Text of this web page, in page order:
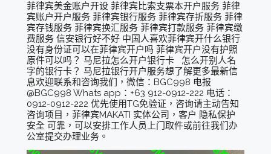
菲律宾美金账户开设 菲律宾比索支票本开户服务 菲律
宾账户开户服务 菲律宾银行服务 菲律宾存折服务 菲律
宾存钱服务 菲律宾换汇服务 菲律宾打款服务 菲律宾缴
费服务 信安银行好不好 中国人喜欢菲律宾开什么银行
没有身份证可以在菲律宾开户吗 菲律宾开户没有护照
原件可以吗？ 马尼拉怎么开户银行卡 怎么开别人名
字的银行卡？ 马尼拉银行开户服务想了解更多最新信
息欢迎联系和咨询我们，微信：BGC998 电报
@BGC998 Whats app：+63 912-0912-222 电话：
0912-0912-222 优先使用TG免验证，咨询请主动告知
咨询项目，菲律宾MAKATI 实体公司，客户 隐私保护
安全 可靠，可以安排工作人员上门取件或前往我们办
公室提交办理业务。